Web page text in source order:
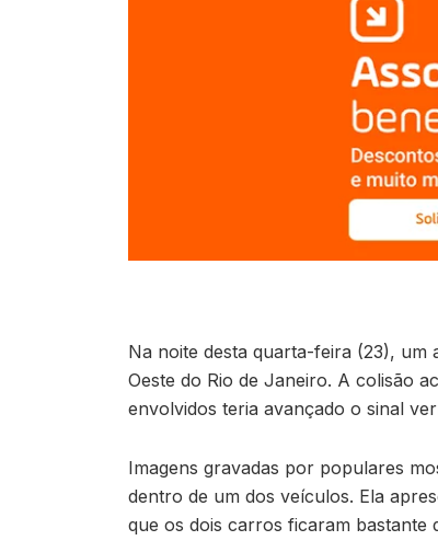
Na noite desta quarta-feira (23), um
Oeste do Rio de Janeiro. A colisão
envolvidos teria avançado o sinal
Imagens gravadas por populares
dentro de um dos veículos. Ela
que os dois carros ficaram bastante